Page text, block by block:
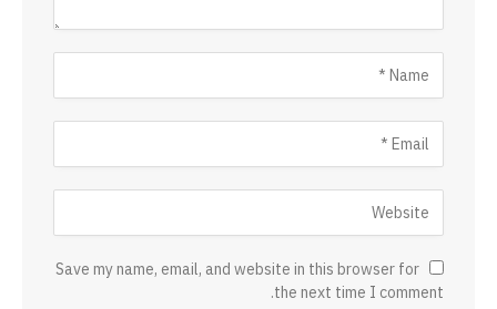
Save my name, email, and website in this browser for
the next time I comment.